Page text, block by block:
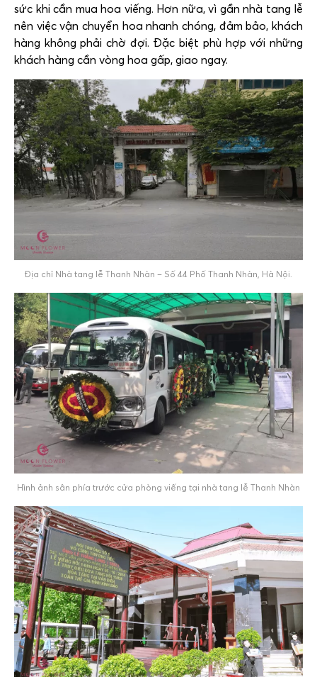
sức khi cần mua hoa viếng. Hơn nữa, vì gần nhà tang lễ
nên việc vận chuyển hoa nhanh chóng, đảm bảo, khách
hàng không phải chờ đợi. Đặc biệt phù hợp với những
khách hàng cần vòng hoa gấp, giao ngay.
Địa chỉ Nhà tang lễ Thanh Nhàn – Số 44 Phố Thanh Nhàn, Hà Nội.
Hình ảnh sân phía trước cửa phòng viếng tại nhà tang lễ Thanh Nhàn